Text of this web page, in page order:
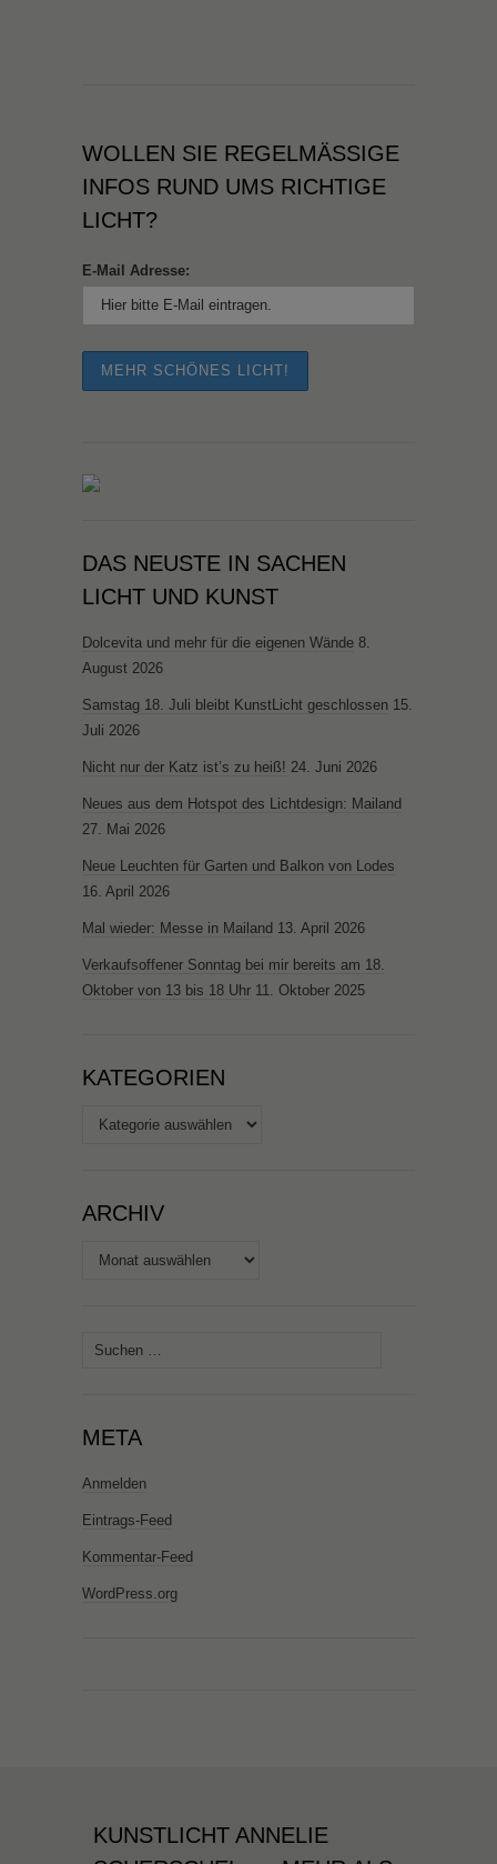
WOLLEN SIE REGELMÄSSIGE I
NFOS RUND UMS RICHTIGE L
ICHT?
E-Mail Adresse:
DAS NEUSTE IN SACHEN
LICHT UND KUNST
Dolcevita und mehr für die eigenen Wände 8.
August 2026
Samstag 18. Juli bleibt KunstLicht geschlossen 15.
Juli 2026
Nicht nur der Katz ist’s zu heiß! 24. Juni 2026
Neues aus dem Hotspot des Lichtdesign: Mailand
27. Mai 2026
Neue Leuchten für Garten und Balkon von Lodes
16. April 2026
Mal wieder: Messe in Mailand 13. April 2026
Verkaufsoffener Sonntag bei mir bereits am 18.
Oktober von 13 bis 18 Uhr 11. Oktober 2025
KATEGORIEN
Kategorien
ARCHIV
Archiv
Suchen
META
Anmelden
Eintrags-Feed
Kommentar-Feed
WordPress.org
KUNSTLICHT ANNELIE